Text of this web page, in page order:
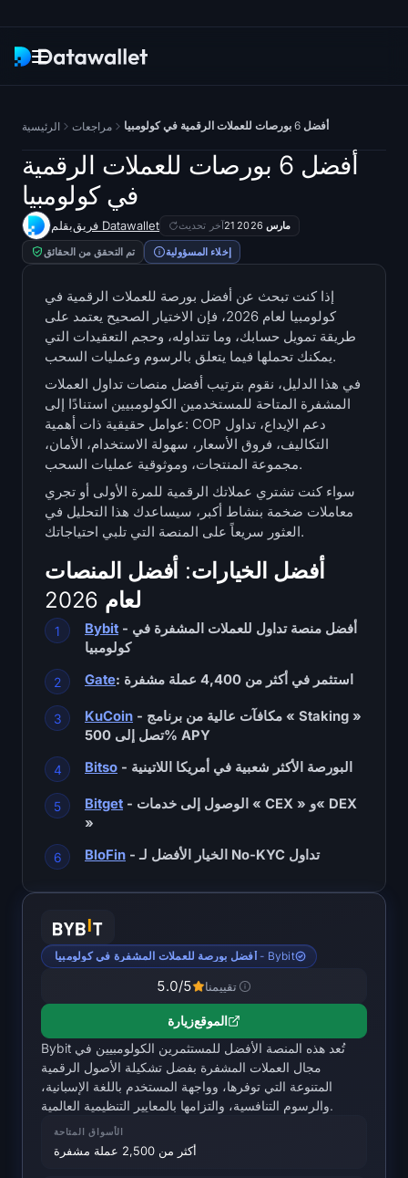
بحث
متعقبات ETF
Bitcoin ETFs
Ethereum ETFs
صناديق Solana ETFs
صناديق ETFs في Hyperliquid
الخزائن
خزائن Bitcoin
خزائن Ethereum
خزائن Solana
خزائن Hyperliquid
Liquidations
خريطة حرارة BTC
بيانات السوق
هيمنة Bitcoin
Altcoin Season Index
مؤشر الخوف والجشع
الرئيسية مراجعات أفضل 6 بورصات للعملات الرقمية في كولومبيا
أفضل 6 بورصات للعملات الرقمية
في كولومبيا
بقلم فريق Datawallet آخر تحديث 21 مارس 2026
تم التحقق من الحقائق إخلاء المسؤولية
إذا كنت تبحث عن أفضل بورصة للعملات الرقمية في
كولومبيا لعام 2026، فإن الاختيار الصحيح يعتمد على
طريقة تمويل حسابك، وما تتداوله، وحجم التعقيدات التي
يمكنك تحملها فيما يتعلق بالرسوم وعمليات السحب.
في هذا الدليل، نقوم بترتيب أفضل منصات تداول العملات
المشفرة المتاحة للمستخدمين الكولومبيين استنادًا إلى
عوامل حقيقية ذات أهمية: COP دعم الإيداع، تداول
التكاليف، فروق الأسعار، سهولة الاستخدام، الأمان،
مجموعة المنتجات، وموثوقية عمليات السحب.
سواء كنت تشتري عملاتك الرقمية للمرة الأولى أو تجري
معاملات ضخمة بنشاط أكبر، سيساعدك هذا التحليل في
العثور سريعاً على المنصة التي تلبي احتياجاتك.
أفضل الخيارات: أفضل المنصات
لعام 2026
Bybit - أفضل منصة تداول للعملات المشفرة في
كولومبيا
Gate
: استثمر في أكثر من 4,400 عملة مشفرة
KuCoin - مكافآت عالية من برنامج « Staking »
تصل إلى 500% APY
Bitso
- البورصة الأكثر شعبية في أمريكا اللاتينية
Bitget - الوصول إلى خدمات « CEX » و« DEX
»
BloFin
- الخيار الأفضل لـ No-KYC تداول
أفضل بورصة للعملات المشفرة في كولومبيا - Bybit
5.0/5 تقييمنا
زيارةالموقع
Bybit تُعد هذه المنصة الأفضل للمستثمرين الكولومبيين في
مجال العملات المشفرة بفضل تشكيلة الأصول الرقمية
المتنوعة التي توفرها، وواجهة المستخدم باللغة الإسبانية،
والرسوم التنافسية، والتزامها بالمعايير التنظيمية العالمية.
الأسواق المتاحة
أكثر من 2,500 عملة مشفرة